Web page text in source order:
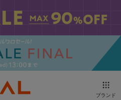
ブランド